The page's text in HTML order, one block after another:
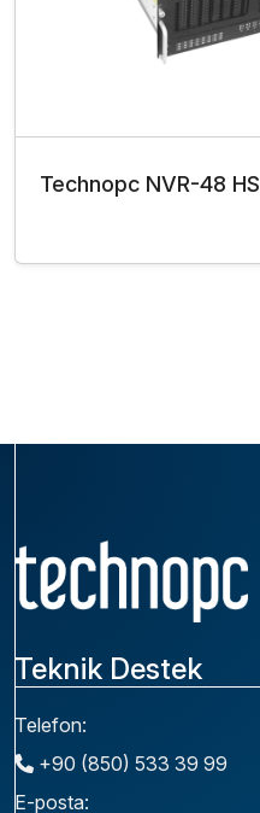
Technopc NVR-48 HS
Teknik Destek
Telefon:
+90 (850) 533 39 99
E-posta: